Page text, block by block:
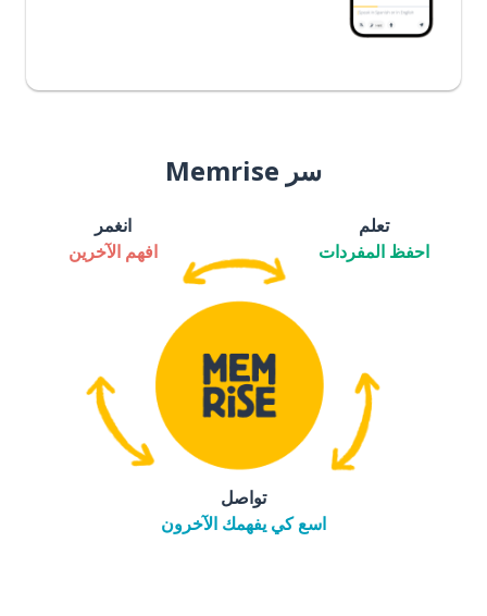
سر Memrise
تعلم
احفظ المفردات
انغمر
افهم الآخرين
تواصل
اسع كي يفهمك الآخرون